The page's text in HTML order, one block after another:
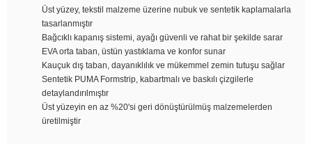
Üst yüzey, tekstil malzeme üzerine nubuk ve sentetik kaplamalarla
tasarlanmıştır
Bağcıklı kapanış sistemi, ayağı güvenli ve rahat bir şekilde sarar
EVA orta taban, üstün yastıklama ve konfor sunar
Kauçuk dış taban, dayanıklılık ve mükemmel zemin tutuşu sağlar
Sentetik PUMA Formstrip, kabartmalı ve baskılı çizgilerle
detaylandırılmıştır
Üst yüzeyin en az %20'si geri dönüştürülmüş malzemelerden
üretilmiştir